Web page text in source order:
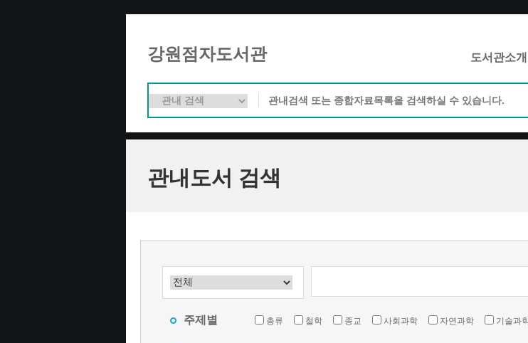
강원점자도서관 도서관소개
관내도서 검색
주제별 총류 철학 종교 사회과학 자연과학 기술과